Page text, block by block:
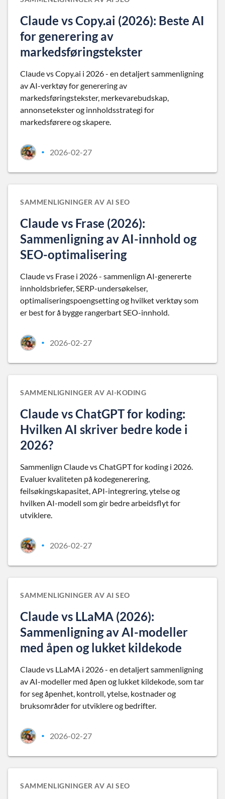
Claude vs Copy.ai (2026): Beste AI
for generering av
markedsføringstekster
Claude vs Copy.ai i 2026 - en detaljert sammenligning
av AI-verktøy for generering av
markedsføringstekster, merkevarebudskap,
annonsetekster og innholdsstrategi for
markedsførere og skapere.
• 2026-02-27
SAMMENLIGNINGER AV AI SEO
Claude vs Frase (2026):
Sammenligning av AI-innhold og
SEO-optimalisering
Claude vs Frase i 2026 - sammenlign AI-genererte
innholdsbriefer, SERP-undersøkelser,
optimaliseringspoengsetting og hvilket verktøy som
er best for å bygge rangerbart SEO-innhold.
• 2026-02-27
SAMMENLIGNINGER AV AI-KODING
Claude vs ChatGPT for koding:
Hvilken AI skriver bedre kode i
2026?
Sammenlign Claude vs ChatGPT for koding i 2026.
Evaluer kvaliteten på kodegenerering,
feilsøkingskapasitet, API-integrering, ytelse og
hvilken AI-modell som gir bedre arbeidsflyt for
utviklere.
• 2026-02-27
SAMMENLIGNINGER AV AI SEO
Claude vs LLaMA (2026):
Sammenligning av AI-modeller
med åpen og lukket kildekode
Claude vs LLaMA i 2026 - en detaljert sammenligning
av AI-modeller med åpen og lukket kildekode, som tar
for seg åpenhet, kontroll, ytelse, kostnader og
bruksområder for utviklere og bedrifter.
• 2026-02-27
SAMMENLIGNINGER AV AI SEO